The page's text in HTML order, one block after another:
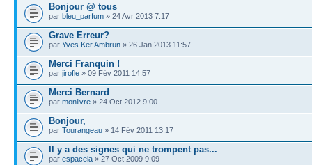
Bonjour @ tous
par bleu_parfum » 24 Avr 2013 7:17
Grave Erreur?
par Yves Ker Ambrun » 26 Jan 2013 11:57
Merci Franquin !
par jirofle » 09 Fév 2011 14:57
Merci Bernard
par monlivre » 24 Oct 2012 9:00
Bonjour,
par Tourangeau » 14 Fév 2011 13:17
Il y a des signes qui ne trompent pas...
par espacela » 27 Oct 2009 9:09